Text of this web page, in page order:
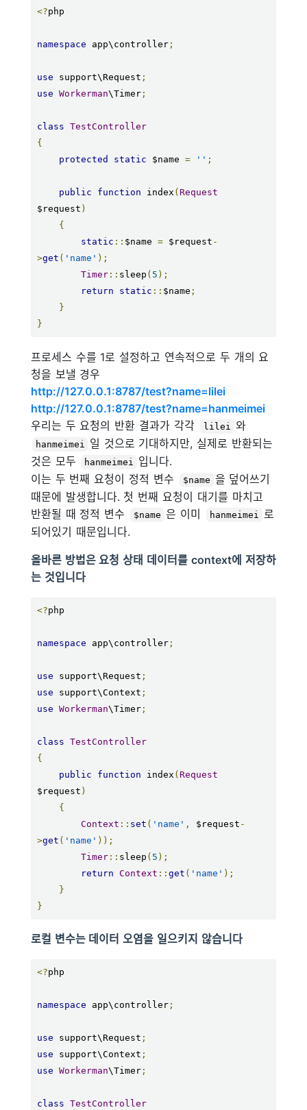
<?php
namespace app\controller;
use support\Request ;
use Workerman\Timer;
class TestController
{
protected
static $name = '' ;
public function index ( Request
$request )
{
static :: $name = $request -
>get ( 'name' );
Timer:: sleep ( 5 );
return
static :: $name ;
}
}
프로세스 수를 1로 설정하고 연속적으로 두 개의 요
청을 보낼 경우
http://127.0.0.1:8787/test?name=lilei
http://127.0.0.1:8787/test?name=hanmeimei
우리는 두 요청의 반환 결과가 각각
lilei 와
hanmeimei
일 것으로 기대하지만, 실제로 반환되는
것은 모두
hanmeimei
입니다.
이는 두 번째 요청이 정적 변수
$name 을 덮어쓰기
때문에 발생합니다. 첫 번째 요청이 대기를 마치고
반환될 때 정적 변수
$name 은 이미 hanmeimei
로
되어있기 때문입니다.
올바른 방법은 요청 상태 데이터를 context에 저장하
는 것입니다
<?php
namespace app\controller;
use support\Request ;
use support\Context ;
use Workerman\Timer;
class TestController
{
public
function index ( Request
$request )
{
Context :: set ( 'name' , $request -
>get ( 'name' ));
Timer:: sleep ( 5 );
return Context :: get ( 'name' );
}
}
로컬 변수는 데이터 오염을 일으키지 않습니다
<?php
namespace app\controller;
use support\Request ;
use support\Context ;
use Workerman\Timer;
class TestController